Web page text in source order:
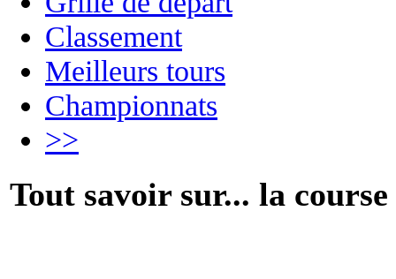
Classement
Meilleurs tours
Championnats
>>
Tout savoir sur... la course